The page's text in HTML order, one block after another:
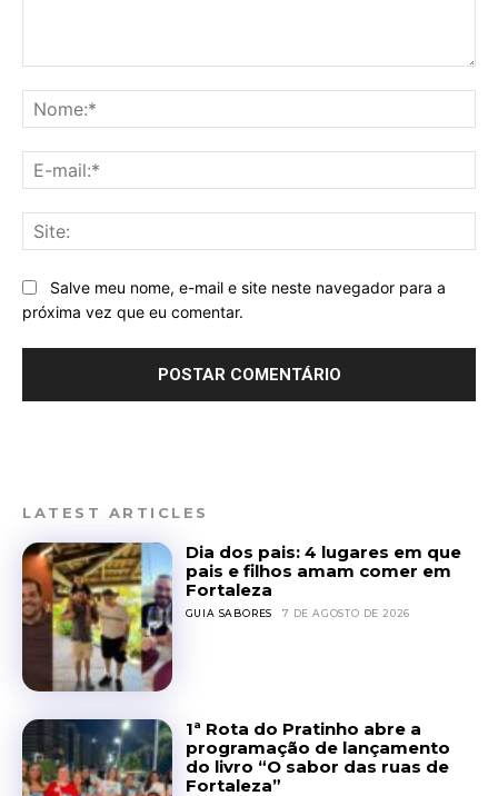
Salve meu nome, e-mail e site neste navegador para a
próxima vez que eu comentar.
LATEST ARTICLES
Dia dos pais: 4 lugares em que
pais e filhos amam comer em
Fortaleza
GUIA SABORES 7 DE AGOSTO DE 2026
1ª Rota do Pratinho abre a
programação de lançamento
do livro “O sabor das ruas de
Fortaleza”